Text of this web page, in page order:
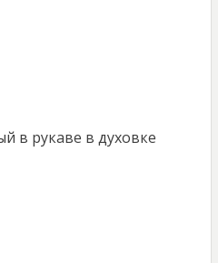
в рукаве в духовке